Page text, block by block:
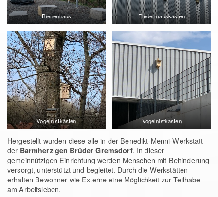
Bienenhaus Fledermauskästen
Vogelnistkästen Vogelnistkasten
Hergestellt wurden diese alle in der Benedikt-Menni-Werkstatt
der Barmherzigen Brüder Gremsdorf. In dieser
gemeinnützigen Einrichtung werden Menschen mit Behinderung
versorgt, unterstützt und begleitet. Durch die Werkstätten
erhalten Bewohner wie Externe eine Möglichkeit zur Teilhabe
am Arbeitsleben.